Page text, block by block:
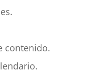
contenido.